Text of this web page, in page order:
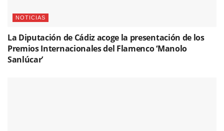
NOTICIAS
La Diputación de Cádiz acoge la presentación de los
Premios Internacionales del Flamenco ‘Manolo
Sanlúcar’